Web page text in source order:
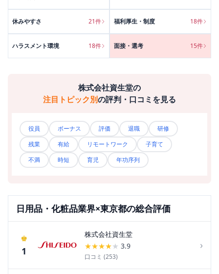
休みやすさ 21件 福利厚生・制度 18件
ハラスメント環境 18件 面接・選考 15件
株式会社資生堂の
注目トピック別の評判・口コミを見る
役員 ボーナス 評価 退職
研修
残業
有給 リモートワーク
子育て
不満
時短 育児 年功序列
日用品・化粧品業界×東京都の総合評価
♚
1
株式会社資生堂
★★★★★ 3.9
口コミ (253)
›